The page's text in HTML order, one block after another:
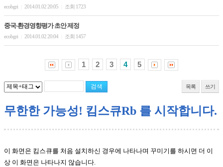
ecobgri 2014.01.02 20:05 조회 1723
중국-환경영향평가 초안 제정
ecobgri 2014.01.02 20:04 조회 1457
1 2 3 4 5
목록 쓰기
무한한 가능성! 킴스큐Rb 를 시작합니다.
이 화면은 킴스큐를 처음 설치하신 경우에 나타나며 꾸미기를 하시면 더 이
상 이 화면은 나타나지 않습니다.